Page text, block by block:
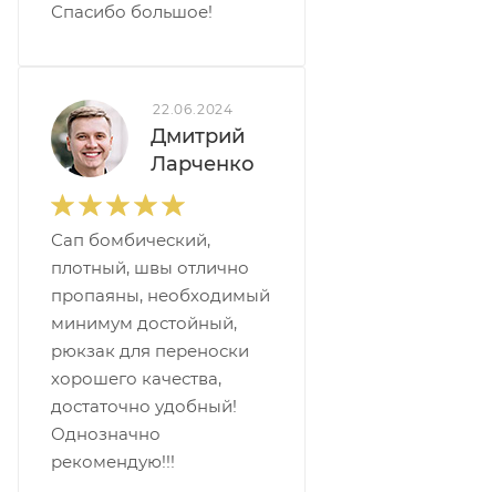
Спасибо большое!
22.06.2024
Дмитрий
Ларченко
Сап бомбический,
плотный, швы отлично
пропаяны, необходимый
минимум достойный,
рюкзак для переноски
хорошего качества,
достаточно удобный!
Однозначно
рекомендую!!!